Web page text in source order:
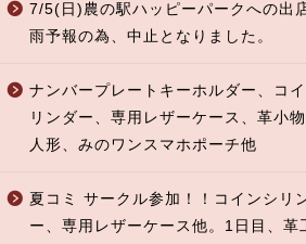
7/5(日)農の駅ハッピーパークへの出
雨予報の為、中止となりました。
ナンバープレートキーホルダー、コ
リンダー、専用レザーケース、革小
人形、みのワンスマホポーチ他
夏コミ サークル参加！！コインシリ
ー、専用レザーケース他。1日目、革